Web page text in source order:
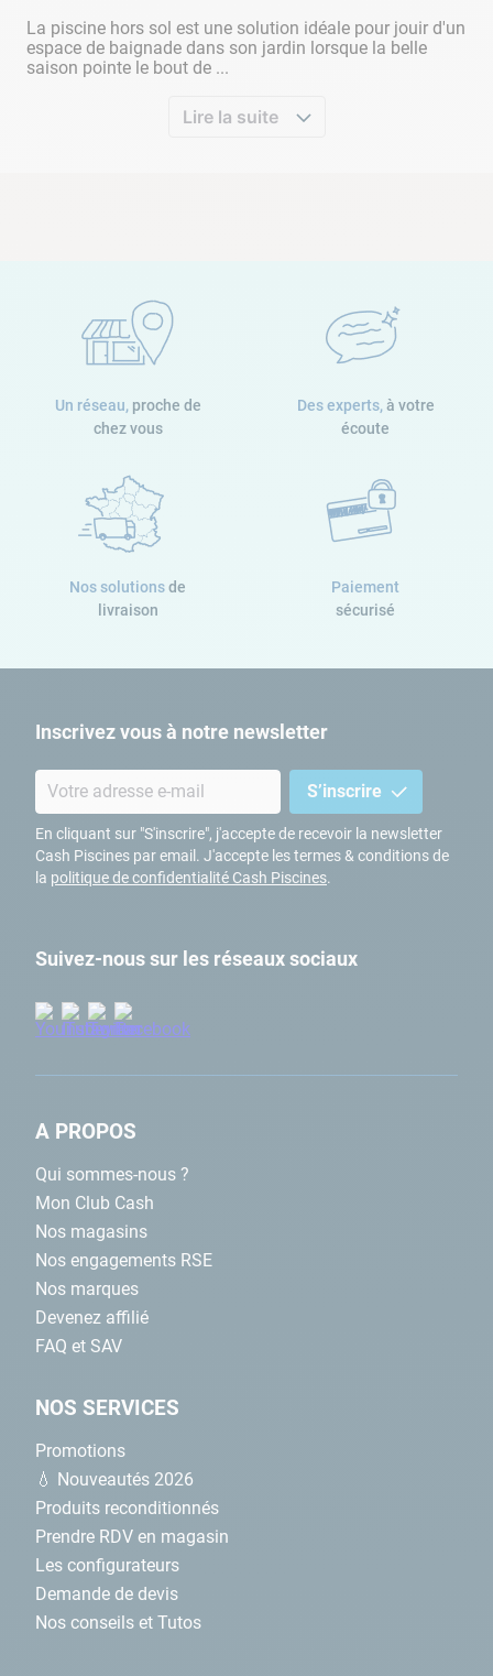
La piscine hors sol est une solution idéale pour jouir d'un
espace de baignade dans son jardin lorsque la belle
saison pointe le bout de ...
Lire la suite
Un réseau, proche de
chez vous
Des experts, à votre
écoute
Nos solutionsde
livraison
Paiement
sécurisé
Inscrivez vous à notre newsletter
S’inscrire
En cliquant sur "S'inscrire", j'accepte de recevoir la newsletter
Cash Piscines par email. J'accepte les termes & conditions de
la politique de confidentialité Cash Piscines.
Suivez-nous sur les réseaux sociaux
A PROPOS
Qui sommes-nous ?
Mon Club Cash
Nos magasins
Nos engagements RSE
Nos marques
Devenez affilié
FAQ et SAV
NOS SERVICES
Promotions
💧 Nouveautés 2026
Produits reconditionnés
Prendre RDV en magasin
Les configurateurs
Demande de devis
Nos conseils et Tutos